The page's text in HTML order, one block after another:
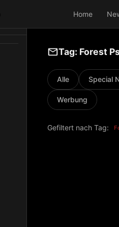
Home
Tag: Forest
Alle Special
Werbung
Gefiltert nach Tag: